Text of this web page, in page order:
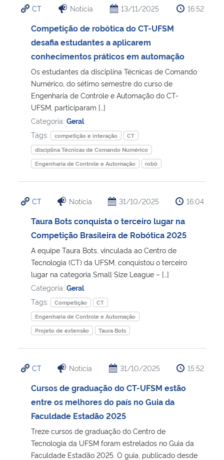
Ministério da Cidadania
Ministério da Saúde
Ministério de Minas e Energia
Ministério da Ciência, Tecnologia, Inovações e Comunicações
Ministério do Meio Ambiente
Ministério do Turismo
Ministério do Desenvolvimento Regional
Ministério da Mulher, da Família e dos Direitos Humanos
Secretaria-Geral
Secretaria de Governo
Gabinete de Segurança Institucional
Advocacia-Geral da União
CT Notícia 13/11/2025 16:52
Competição de robótica do CT-UFSM
desafia estudantes a aplicarem
conhecimentos práticos em automação
Os estudantes da disciplina Técnicas de Comando
Numérico, do sétimo semestre do curso de
Engenharia de Controle e Automação do CT-
UFSM, participaram […]
Categoria: Geral
Tags:
competição e interação
CT
disciplina Técnicas de Comando Numérico
Engenharia de Controle e Automação
robô
CT Notícia 31/10/2025 16:04
Taura Bots conquista o terceiro lugar na
Competição Brasileira de Robótica 2025
A equipe Taura Bots, vinculada ao Centro de
Tecnologia (CT) da UFSM, conquistou o terceiro
lugar na categoria Small Size League – […]
Categoria: Geral
Tags:
Competição
CT
Engenharia de Controle e Automação
Projeto de extensão
Taura Bots
CT Notícia 31/10/2025 15:52
Cursos de graduação do CT-UFSM estão
entre os melhores do país no Guia da
Faculdade Estadão 2025
Treze cursos de graduação do Centro de
Tecnologia da UFSM foram estrelados no Guia da
Faculdade Estadão 2025. O guia, publicado desde